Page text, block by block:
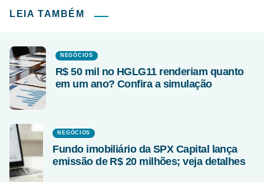
LEIA TAMBÉM
NEGÓCIOS
R$ 50 mil no HGLG11 renderiam quanto
em um ano? Confira a simulação
NEGÓCIOS
Fundo imobiliário da SPX Capital lança
emissão de R$ 20 milhões; veja detalhes